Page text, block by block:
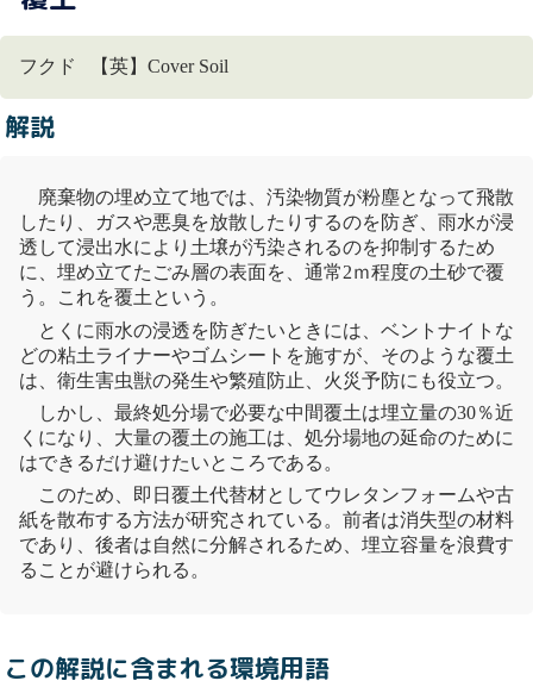
フクド 【英】Cover Soil
解説
廃棄物の埋め立て地では、汚染物質が粉塵となって飛散
したり、ガスや悪臭を放散したりするのを防ぎ、雨水が浸
透して浸出水により土壌が汚染されるのを抑制するため
に、埋め立てたごみ層の表面を、通常2ｍ程度の土砂で覆
う。これを覆土という。
とくに雨水の浸透を防ぎたいときには、ベントナイトな
どの粘土ライナーやゴムシートを施すが、そのような覆土
は、衛生害虫獣の発生や繁殖防止、火災予防にも役立つ。
しかし、 最終処分場で必要な中間覆土は埋立量の30％近
くになり、大量の覆土の施工は、処分場地の延命のために
はできるだけ避けたいところである。
このため、即日覆土代替材としてウレタンフォームや古
紙を散布する方法が研究されている。前者は消失型の材料
であり、後者は自然に分解されるため、埋立容量を浪費す
ることが避けられる。
この解説に含まれる環境用語